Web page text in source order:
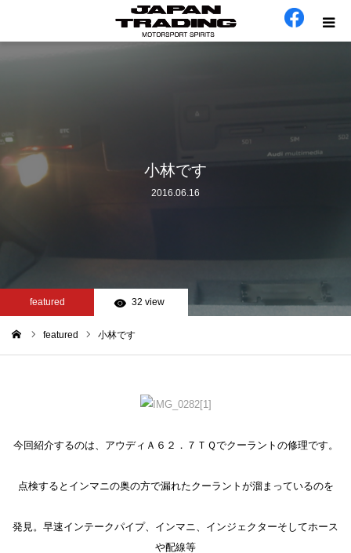
小林です
2016.06.16
featured 32 view
featured 小林です
今回紹介するのは、アウディＡ６２．７ＴＱでクーラントの修理です。
点検するとインマニの奥の方で漏れたクーラントが溜まっているのを
発見。早速インテークパイプ、インマニ、インジェクターそしてホース
や配線等
お問い合わせ